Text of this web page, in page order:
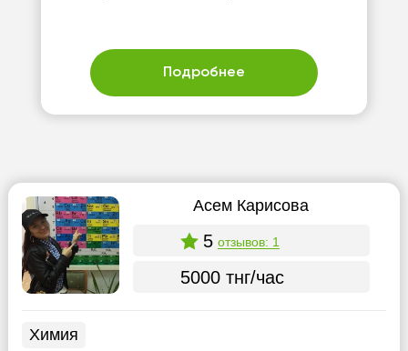
Подробнее
Асем Карисова
5 отзывов: 1
5000 тнг/час
Химия